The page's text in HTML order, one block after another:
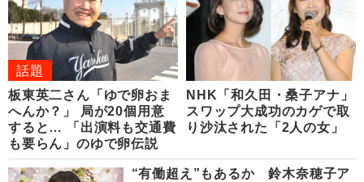
話題
板東英二さん「ゆで卵おま
へんか？」 局が20個用意
すると… 「出演料も交通費
も要らん」のゆで卵伝説
NHK「和久田・桑子アナ」
スワップ大成功のカゲで取
り沙汰された「2人の女」
“有働超え”もあるか 鈴木奈穂子ア